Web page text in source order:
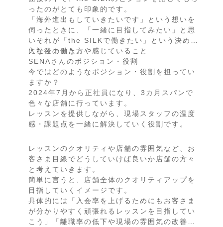
ったのがとても印象的です。
「海外進出もしていきたいです」という想いを
伺ったときに、「一緒に目指してみたい」と思
いそれが「the SILKで働きたい」という決め手
になりました。
入社後の働き方や感じていること
SENAさんのポジション・役割
今ではどのようなポジション・役割を担ってい
ますか？
2024年7月から正社員になり、3カ月スパンで
色々な店舗に行っています。
レッスンを提供しながら、現場スタッフの温度
感・課題点を一緒に解決していく役割です。
レッスンのクオリティや店舗の雰囲気など、お
客さま目線でどうしていけば良いか店舗の方々
と考えていきます。
簡単に言うと、店舗全体のクオリティアップを
目指していくイメージです。
具体的には「入会率を上げるためにもお客さま
が分かりやすく頑張れるレッスンを目指してい
こう」「離職率の低下や現場の雰囲気の改善」